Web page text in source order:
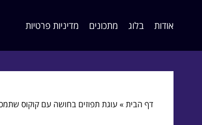
אודות בלוג מתכונים מדיניות פרטיות
דף הבית» עוגת תפוזים בחושה עם קוקוס